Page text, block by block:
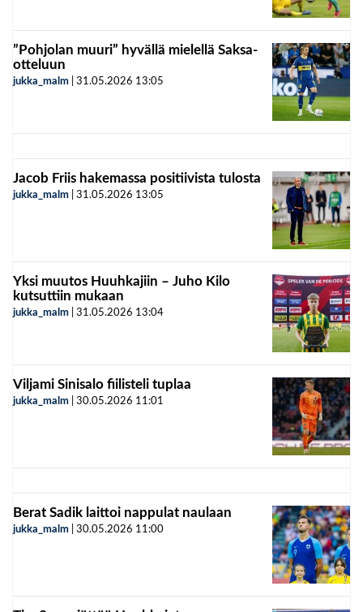
”Pohjolan muuri” hyvällä mielellä Saksa-
otteluun
jukka_malm 31.05.2026 13:05
Jacob Friis hakemassa positiivista tulosta
jukka_malm 31.05.2026 13:05
Yksi muutos Huuhkajiin – Juho Kilo
kutsuttiin mukaan
jukka_malm 31.05.2026 13:04
Viljami Sinisalo fiilisteli tuplaa
jukka_malm 30.05.2026 11:01
Berat Sadik laittoi nappulat naulaan
jukka_malm 30.05.2026 11:00